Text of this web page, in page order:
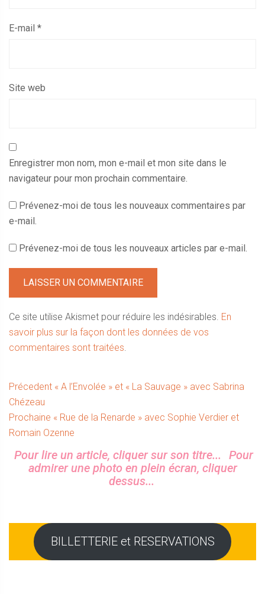
E-mail *
Site web
Enregistrer mon nom, mon e-mail et mon site dans le
navigateur pour mon prochain commentaire.
Prévenez-moi de tous les nouveaux commentaires par
e-mail.
Prévenez-moi de tous les nouveaux articles par e-mail.
Ce site utilise Akismet pour réduire les indésirables. En
savoir plus sur la façon dont les données de vos
commentaires sont traitées.
Navigation
de
l’article
Précedent Article
« A l’Envolée » et « La Sauvage » avec Sabrina
Chézeau
Prochaine Article
suivant :
« Rue de la Renarde » avec Sophie Verdier et
Romain Ozenne
Sidebar
Pour lire un article, cliquer sur son titre...
Pour
admirer une photo en plein écran, cliquer
dessus...
BILLETTERIE et RESERVATIONS